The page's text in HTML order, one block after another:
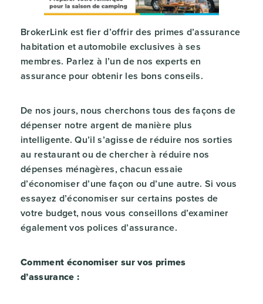
BrokerLink est fier d’offrir des primes d’assurance
habitation et automobile exclusives à ses
membres. Parlez à l’un de nos experts en
assurance pour obtenir les bons conseils.
De nos jours, nous cherchons tous des façons de
dépenser notre argent de manière plus
intelligente. Qu’il s’agisse de réduire nos sorties
au restaurant ou de chercher à réduire nos
dépenses ménagères, chacun essaie
d’économiser d’une façon ou d’une autre. Si vous
essayez d’économiser sur certains postes de
votre budget, nous vous conseillons d’examiner
également vos polices d’assurance.
Comment économiser sur vos primes
d’assurance :